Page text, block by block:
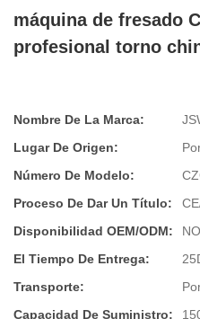
máquina de fresado
profesional torno
Nombre De La Marca:
Lugar De Origen:
Número De Modelo:
Proceso De Dar Un Título:
Disponibilidad OEM/ODM:
NO
El Tiempo De Entrega:
Transporte:
Capacidad De Suministro: